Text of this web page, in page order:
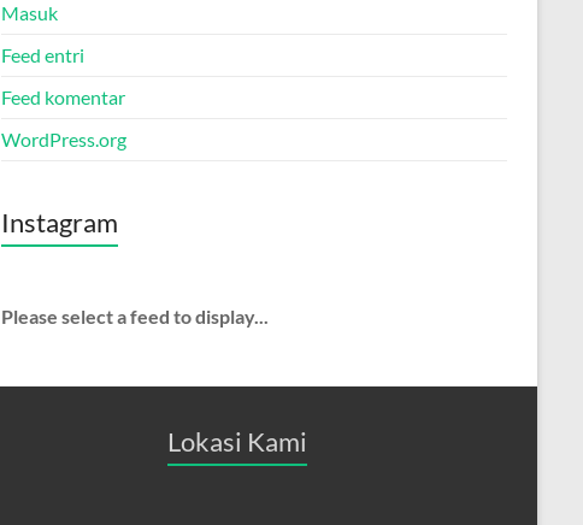
Masuk
Feed entri
Feed komentar
WordPress.org
Instagram
Please select a feed to display...
Lokasi Kami